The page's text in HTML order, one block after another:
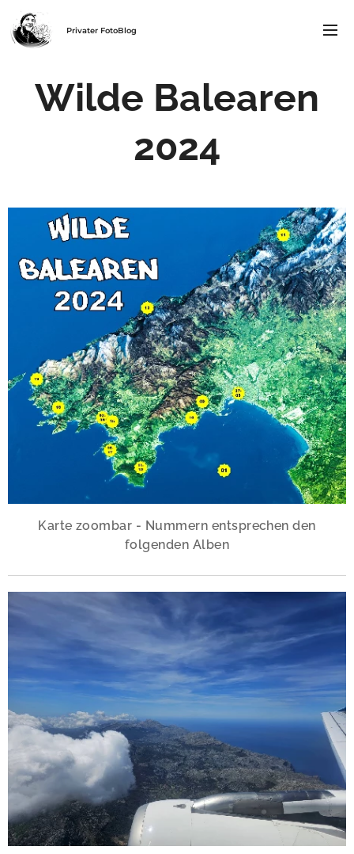
Privater FotoBlog
Wilde Balearen
2024
Karte zoombar - Nummern entsprechen den
folgenden Alben